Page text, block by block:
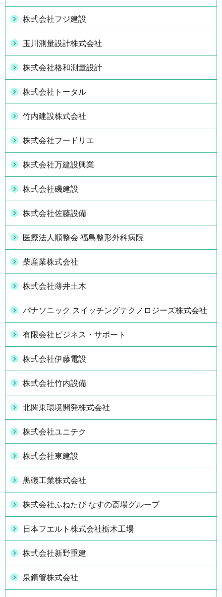
株式会社フジ建設
玉川測量設計株式会社
株式会社格和測量設計
株式会社トータル
竹内建設株式会社
株式会社フードリエ
株式会社万建設興業
株式会社磯建設
株式会社佐藤設備
医療法人順整会 福島整形外科病院
柴産業株式会社
株式会社薄井土木
パナソニック スイッチングテクノロジーズ株式会社
有限会社ビジネス・サポート
株式会社伊藤電設
株式会社竹内設備
北関東環境開発株式会社
株式会社ユニテク
株式会社東建設
黒磯工業株式会社
株式会社ふねたび なすの斎場グループ
日本フエルト株式会社栃木工場
株式会社新野重建
泉鋼管株式会社